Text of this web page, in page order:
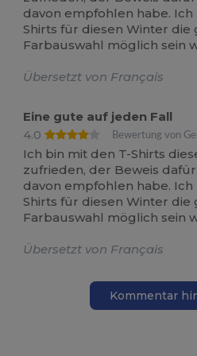
davon empfohlen habe. Ich
Shirts für diesen Winter die
Farbauswahl möglich sein
Übersetzt von Français
Eine gute auf jeden Fall
4.0
Bewertung von
Ich bin mit den T-Shirts
zufrieden, der Beweis dafür
davon empfohlen habe. Ich
Shirts für diesen Winter die
Farbauswahl möglich sein
Übersetzt von Français
Kommentar